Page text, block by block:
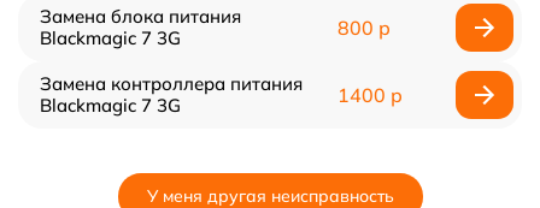
Замена блока питания
Blackmagic 7 3G
800 р
Замена контроллера питания
Blackmagic 7 3G
1400 р
У меня другая неисправность